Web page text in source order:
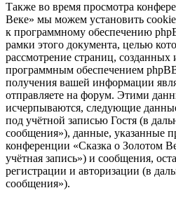
Также во время просмотра
Веке» мы можем установить
к программному обеспечению
рамки этого документа, целью
рассмотрение страниц, созданных
программным обеспечением
получения вашей информации
отправляете на форум. Этими
исчерпываются, следующие
под учётной записью Гостя (в
сообщения»), данные, указанные
конференции «Сказка о Золотом
учётная запись») и сообщения,
регистрации и авторизации (в
сообщения»).